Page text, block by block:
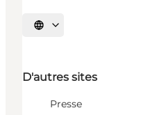
Choisissez la langue
D'autres sites
Presse